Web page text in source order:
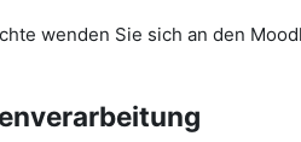
wenden Sie sich an den